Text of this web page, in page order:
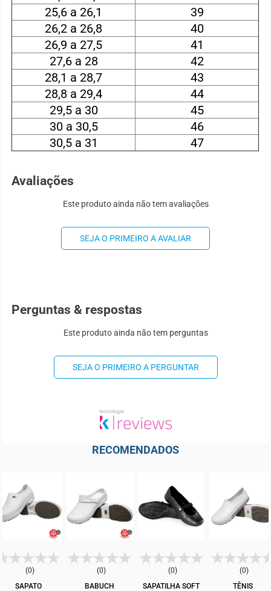
25,6 a 26,1
39
26,2 a 26,8
40
26,9 a 27,5
41
27,6 a 28
42
28,1 a 28,7
43
28,8 a 29,4
44
29,5 a 30
45
30 a 30,5
46
30,5 a 31
47
Avaliações
Este produto ainda não tem avaliações
SEJA O PRIMEIRO A AVALIAR
Perguntas & respostas
Este produto ainda não tem perguntas
SEJA O PRIMEIRO A PERGUNTAR
RECOMENDADOS
(0)
SAPATO
(0)
BABUCH
(0)
SAPATILHA SOFT
(0)
TÊNIS